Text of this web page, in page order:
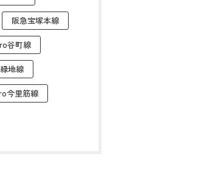
阪急宝塚本線
谷町線
地線
今里筋線